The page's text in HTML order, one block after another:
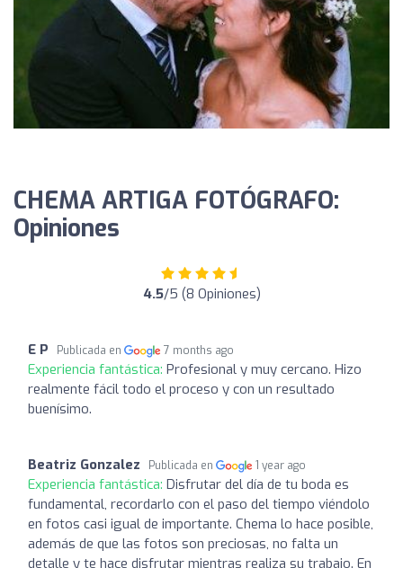
CHEMA ARTIGA FOTÓGRAFO:
Opiniones
4.5/5 (8 Opiniones)
E P Publicada en 7 months ago
Experiencia fantástica: Profesional y muy cercano. Hizo
realmente fácil todo el proceso y con un resultado
buenísimo.
Beatriz Gonzalez Publicada en 1 year ago
Experiencia fantástica: Disfrutar del día de tu boda es
fundamental, recordarlo con el paso del tiempo viéndolo
en fotos casi igual de importante. Chema lo hace posible,
además de que las fotos son preciosas, no falta un
detalle y te hace disfrutar mientras realiza su trabajo. En